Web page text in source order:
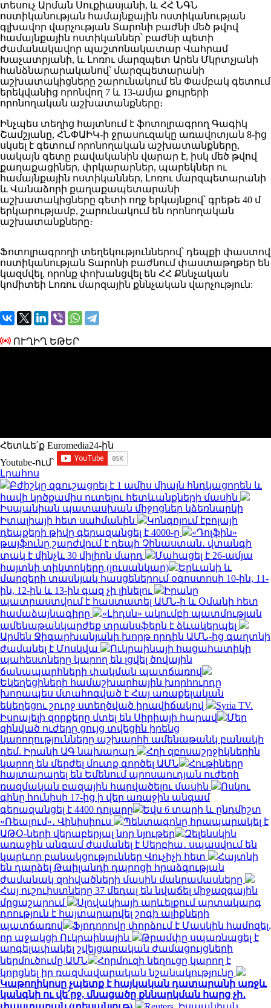
տեսուչ Արման Սուքիասյանի, և ՀՀ ՆԳՆ
ոստիկանության համայնքային ոստիկանության
գլխավոր վարչության Տարոնի բաժնի մեծ թվով
համայնքային ոստիկաններ՝ բաժնի պետի
ժամանակավոր պաշտոնակատար Վահրամ
Խաչատրյանի, և Լոռու մարզպետ Արեն Մկրտչյանի
հանձնարարականով՝ մարզպետարանի
աշխատակիցները շարունակում են Փամբակ գետում
երեկվանից որոնվող 7 և 13-ամյա քույրերի
որոնողական աշխատանքները։
Ինչպես տեղից հայտնում է ֆոտոլրագրող Գագիկ
Շամշյանը, ՀՆՓԱԻԿ-ի ջրասուզակը առավոտյան 8-ից
սկսել է գետում որոնողական աշխատանքները,
սակայն գետը բավականին վարար է, իսկ մեծ թվով
քաղաքացիներ, փրկարարներ, պարեկներ ու
համայնքային ոստիկաններ, Լոռու մարզպետարանի
և Վանաձորի քաղաքապետարանի
աշխատակիցները գետի ողջ երկայնքով՝ գրեթե 40 մ
երկարությամբ, շարունակում են որոնողական
աշխատանքները։
Ֆոտոլրագրողի տեղեկություններով՝ դեպքի փաստով
ոստիկանության Տարոնի բաժնում փաստաթղթեր են
կազմվել, որոնք փոխանցվել են ՀՀ Քննչական
կոմիտեի Լոռու մարզային քննչական վարչություն:
ՈՒՂԻՂ ԵԹԵՐ
Հետևե՛ք Euromedia24-ին
Youtube-ում`
Լրահոս
Բժիշկը զգուշացրել է 1 ամիս միայն հնդկացորեն և
հավի կրծքամիս ուտելու հետևանքների մասին
Իսպանիան պատասխան միջոցներ կձեռնարկի
Իտալիայի հետ սահմանին
Կոնգոյում էբոլայի
դեպքերի թիվը գերազանցել է 4000-ը
«Դոլֆին»
թայֆունը շարժվում է դեպի Չինաստան․ վտանգի
տակ է մինչև 30 միլիոն մարդ
Մահացել է 26-ամյա
հայտնի տիկտոկերը (լուսանկար)
Երևանի և
մարզերի տասնյակ հասցեներում օգոստոսի 10-ին, 11-
ին, 12-ին և 13-ին գազ չի լինելու
Իրանը
պատրաստվում է հաստատել ԱՄՆ-ի և Օմանի հետ
համաձայնագիրը
«Լիդսն» ակումբի պատմության
ամենաթանկարժեք տրանսֆերն է ձևակերպել
Արմեն Ջիգարխանյանի խորթ որդին ԱՄՆ-ից գաղտնի
ժամանել է Մոսկվա
Ուկրաինայի հացահատիկի
պահեստները կարող են լցվել ծովային
ճանապարհների փակման պատճառով
Եկեղեցիների համաշխարհային խորհուրդը
խորապես մտահոգված է Հայ առաքելական
եկեղեցու շուրջ ստեղծված իրավիճակով
Syria TV.
Իսրայելի զորքերը մտել են Սիրիայի հարավ
Մեր
զինված ուժերը ցույց տվեցին իրենց
կարողությունները աշխարհի ամենաթանկ բանակի
դեմ. Իրանի ԱԳ նախարար
Հղի զբոսաշրջիկներին
կարող են մերժել մուտք գործել ԱՄՆ
Հութիները
հայտարարել են Եմենում պրոսաուդյան ուժերի
ռազմական բազային հարվածելու մասին
Ոսկու
գինը հունիսի 17-ից ի վեր առաջին անգամ
գերազանցել է 4400 դոլարը
Եվս 6 տարի և ընդմիշտ
«Ռեալում»․ Վինիսիուս
Պենտագոնը հրապարակել է
ԱԹՕ-ների վերաբերյալ նոր նյութեր
Զելենսկին
առաջին անգամ ժամանել է Սերբիա․ սպասվում են
կարևոր բանակցություններ Վուչիչի հետ
Հայտնի
են դարձել Թաիլանդի դպրոցի հրաձգության
ժամանակ զոհվածների մասին մանրամասները
Հայ ուշուիստները 37 մեդալ են նվաճել միջազգային
մրցաշարում
Սլովակիայի արևելքում արտակարգ
դրություն է հայտարարվել շոգի ալիքների
պատճառով
Ֆյոդորովը փորձում է Մասկին համոզել,
որ աջակցի Ուկրաինային
Թրամփը սպառնացել է
արգելափակել շվեյցարական ժամացույցների
ներմուծումը ԱՄՆ
Հորմուզի նեղուցը կարող է
կորցնել իր ռազմավարական նշանակությունը
Կաթողիկոսը չպետք է հայկական դատարանի առջև
կանգնի ու վե՛րջ, մնացածը քննարկման հարց չի․